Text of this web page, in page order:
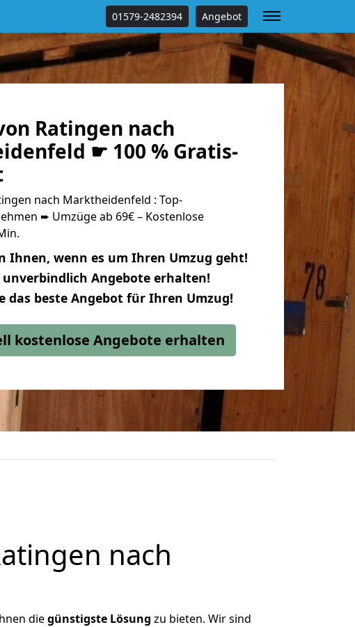
01579-2482394 Angebot
Ratingen nach
☛ 100 % Gratis-
nach Marktheidenfeld : Top-
➨ Umzüge ab 69€ – Kostenlose
Ihnen, wenn es um Ihren Umzug geht!
unverbindlich Angebote erhalten!
das beste Angebot für Ihren Umzug!
kostenlose Angebote erhalten
nach
diegünstigste Lösung zu bieten. Wir sind